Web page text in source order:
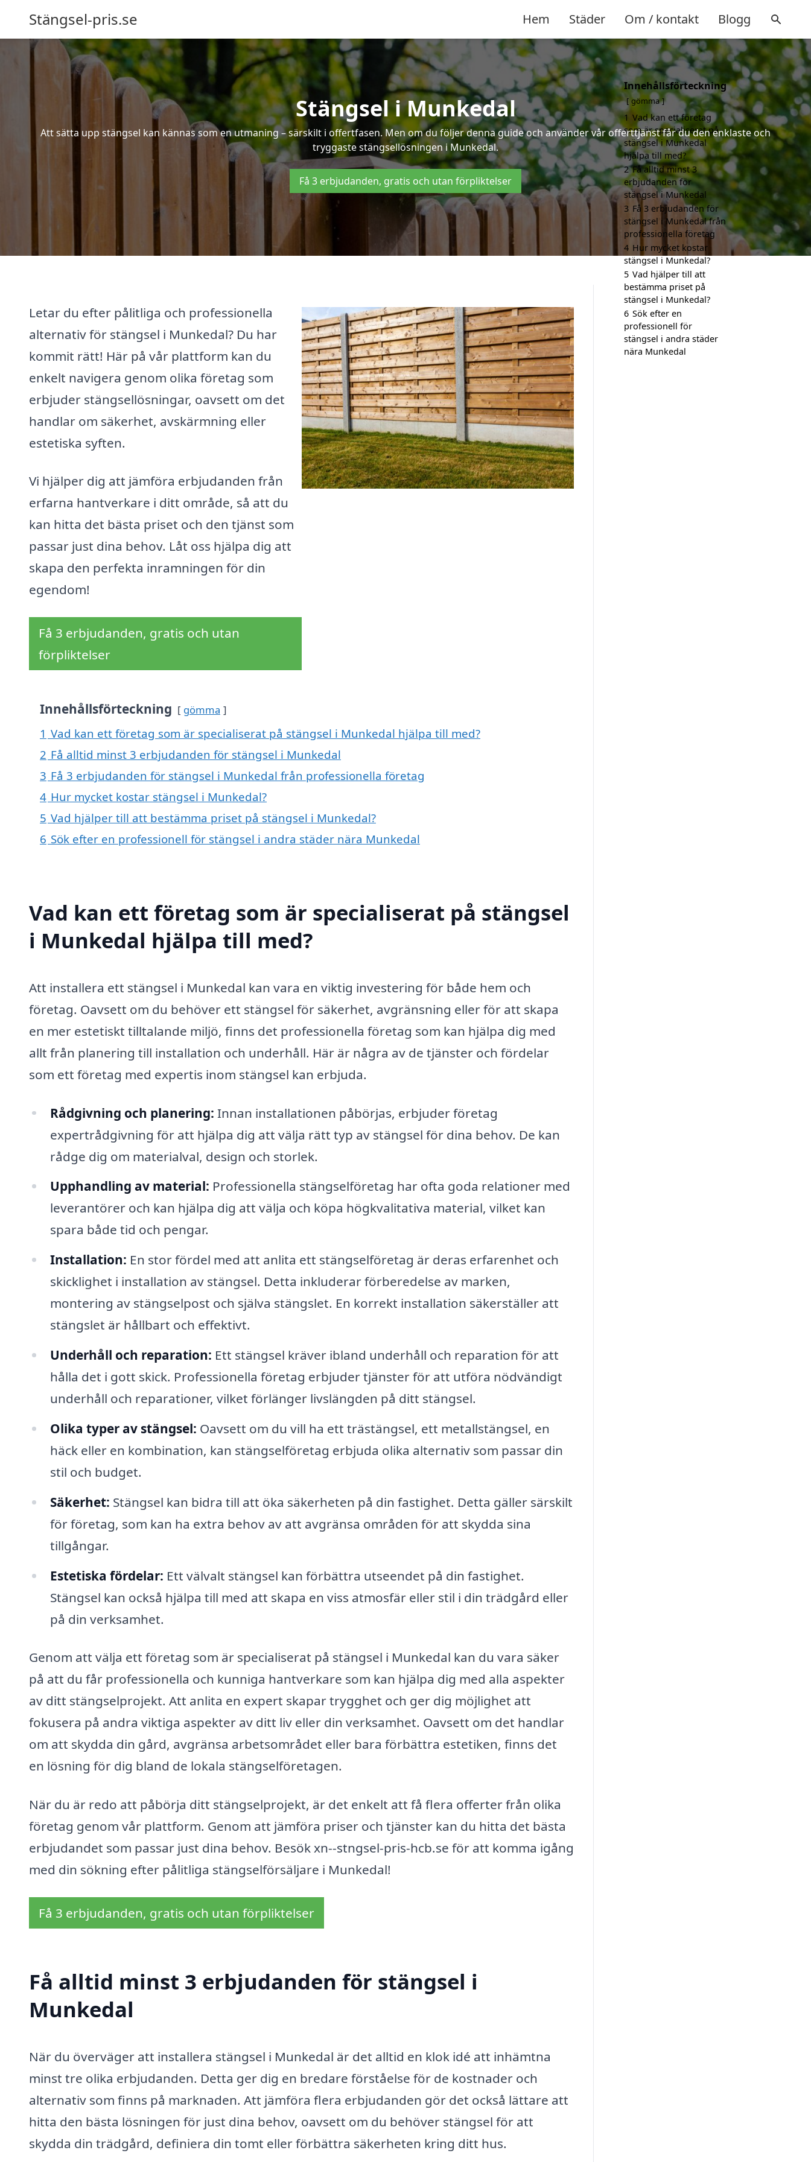
Stängsel-pris.se Hem Städer Om / kontakt Blogg
Stängsel i Munkedal
Att sätta upp stängsel kan kännas som en utmaning – särskilt i offertfasen. Men om du följer denna guide och använder vår offerttjänst får du den enklaste och
tryggaste stängsellösningen i Munkedal.
Få 3 erbjudanden, gratis och utan förpliktelser
Letar du efter pålitliga och professionella
alternativ för stängsel i Munkedal? Du har
kommit rätt! Här på vår plattform kan du
enkelt navigera genom olika företag som
erbjuder stängsellösningar, oavsett om det
handlar om säkerhet, avskärmning eller
estetiska syften.
Vi hjälper dig att jämföra erbjudanden från
erfarna hantverkare i ditt område, så att du
kan hitta det bästa priset och den tjänst som
passar just dina behov. Låt oss hjälpa dig att
skapa den perfekta inramningen för din
egendom!
Få 3 erbjudanden, gratis och utan
förpliktelser
Innehållsförteckning gömma
1 Vad kan ett företag som är specialiserat på stängsel i Munkedal hjälpa till med?
2 Få alltid minst 3 erbjudanden för stängsel i Munkedal
3 Få 3 erbjudanden för stängsel i Munkedal från professionella företag
4 Hur mycket kostar stängsel i Munkedal?
5 Vad hjälper till att bestämma priset på stängsel i Munkedal?
6 Sök efter en professionell för stängsel i andra städer nära Munkedal
Vad kan ett företag som är specialiserat på stängsel
i Munkedal hjälpa till med?
Att installera ett stängsel i Munkedal kan vara en viktig investering för både hem och
företag. Oavsett om du behöver ett stängsel för säkerhet, avgränsning eller för att skapa
en mer estetiskt tilltalande miljö, finns det professionella företag som kan hjälpa dig med
allt från planering till installation och underhåll. Här är några av de tjänster och fördelar
som ett företag med expertis inom stängsel kan erbjuda.
Rådgivning och planering: Innan installationen påbörjas, erbjuder företag
expertrådgivning för att hjälpa dig att välja rätt typ av stängsel för dina behov. De kan
rådge dig om materialval, design och storlek.
Upphandling av material: Professionella stängselföretag har ofta goda relationer med
leverantörer och kan hjälpa dig att välja och köpa högkvalitativa material, vilket kan
spara både tid och pengar.
Installation: En stor fördel med att anlita ett stängselföretag är deras erfarenhet och
skicklighet i installation av stängsel. Detta inkluderar förberedelse av marken,
montering av stängselpost och själva stängslet. En korrekt installation säkerställer att
stängslet är hållbart och effektivt.
Underhåll och reparation: Ett stängsel kräver ibland underhåll och reparation för att
hålla det i gott skick. Professionella företag erbjuder tjänster för att utföra nödvändigt
underhåll och reparationer, vilket förlänger livslängden på ditt stängsel.
Olika typer av stängsel: Oavsett om du vill ha ett trästängsel, ett metallstängsel, en
häck eller en kombination, kan stängselföretag erbjuda olika alternativ som passar din
stil och budget.
Säkerhet: Stängsel kan bidra till att öka säkerheten på din fastighet. Detta gäller särskilt
för företag, som kan ha extra behov av att avgränsa områden för att skydda sina
tillgångar.
Estetiska fördelar: Ett välvalt stängsel kan förbättra utseendet på din fastighet.
Stängsel kan också hjälpa till med att skapa en viss atmosfär eller stil i din trädgård eller
på din verksamhet.
Genom att välja ett företag som är specialiserat på stängsel i Munkedal kan du vara säker
på att du får professionella och kunniga hantverkare som kan hjälpa dig med alla aspekter
av ditt stängselprojekt. Att anlita en expert skapar trygghet och ger dig möjlighet att
fokusera på andra viktiga aspekter av ditt liv eller din verksamhet. Oavsett om det handlar
om att skydda din gård, avgränsa arbetsområdet eller bara förbättra estetiken, finns det
en lösning för dig bland de lokala stängselföretagen.
När du är redo att påbörja ditt stängselprojekt, är det enkelt att få flera offerter från olika
företag genom vår plattform. Genom att jämföra priser och tjänster kan du hitta det bästa
erbjudandet som passar just dina behov. Besök xn--stngsel-pris-hcb.se för att komma igång
med din sökning efter pålitliga stängselförsäljare i Munkedal!
Få 3 erbjudanden, gratis och utan förpliktelser
Få alltid minst 3 erbjudanden för stängsel i
Munkedal
När du överväger att installera stängsel i Munkedal är det alltid en klok idé att inhämtna
minst tre olika erbjudanden. Detta ger dig en bredare förståelse för de kostnader och
alternativ som finns på marknaden. Att jämföra flera erbjudanden gör det också lättare att
hitta den bästa lösningen för just dina behov, oavsett om du behöver stängsel för att
skydda din trädgård, definiera din tomt eller förbättra säkerheten kring ditt hus.
Innehållsförteckning
gömma
1 Vad kan ett företag
som är specialiserat på
stängsel i Munkedal
hjälpa till med?
2 Få alltid minst 3
erbjudanden för
stängsel i Munkedal
3 Få 3 erbjudanden för
stängsel i Munkedal från
professionella företag
4 Hur mycket kostar
stängsel i Munkedal?
5 Vad hjälper till att
bestämma priset på
stängsel i Munkedal?
6 Sök efter en
professionell för
stängsel i andra städer
nära Munkedal